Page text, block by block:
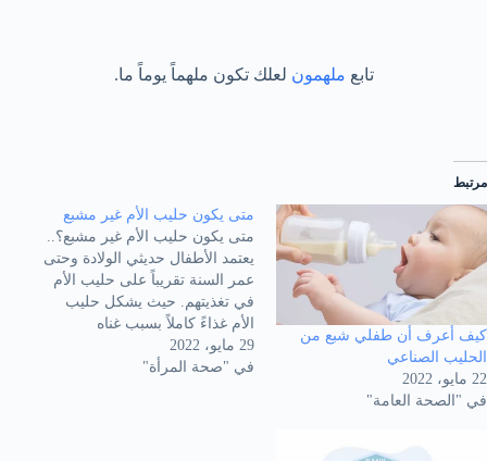
تابع ملهمون لعلك تكون ملهماً يوماً ما.
مرتبط
كيف أعرف أن طفلي شبع من
الحليب الصناعي
22 مايو، 2022
في "الصحة العامة"
متى يكون حليب الأم غير مشبع
متى يكون حليب الأم غير مشبع؟..
يعتمد الأطفال حديثي الولادة وحتى
عمر السنة تقريباً على حليب الأم
في تغذيتهم. حيث يشكل حليب
الأم غذاءً كاملاً بسبب غناه
بالعناصر الغذائية الضرورية لصحة
الرضيع ونموه بشكل سليم.
29 مايو، 2022
في "صحة المرأة"